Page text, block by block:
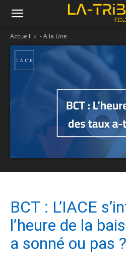
Accueil - A la Une
BCT : L’IACE
l’heure de la
a sonné ou pas ?